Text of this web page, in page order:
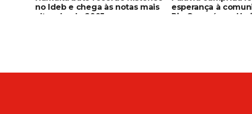
no Ideb e chega às notas mais
altas desde 2005
esperança à
Rio Copacá, em